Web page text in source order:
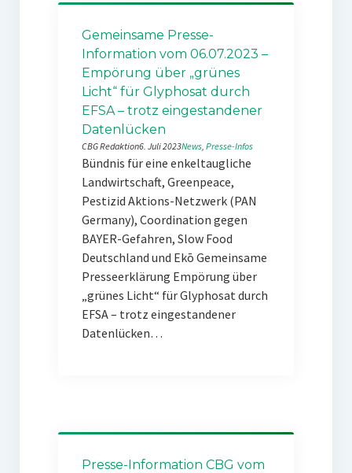
Gemeinsame Presse-
Information vom 06.07.2023 –
Empörung über „grünes
Licht“ für Glyphosat durch
EFSA – trotz eingestandener
Datenlücken
CBG Redaktion6. Juli 2023News, Presse-Infos
Bündnis für eine enkeltaugliche
Landwirtschaft, Greenpeace,
Pestizid Aktions-Netzwerk (PAN
Germany), Coordination gegen
BAYER-Gefahren, Slow Food
Deutschland und Ekō Gemeinsame
Presseerklärung Empörung über
„grünes Licht“ für Glyphosat durch
EFSA – trotz eingestandener
Datenlücken…
Presse-Information CBG vom